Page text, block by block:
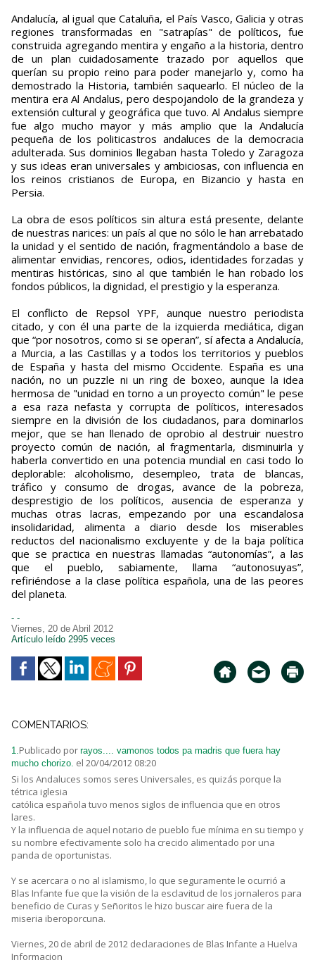
Andalucía, al igual que Cataluña, el País Vasco, Galicia y otras
regiones transformadas en "satrapías" de políticos, fue
construida agregando mentira y engaño a la historia, dentro
de un plan cuidadosamente trazado por aquellos que
querían su propio reino para poder manejarlo y, como ha
demostrado la Historia, también saquearlo. El núcleo de la
mentira era Al Andalus, pero despojandolo de la grandeza y
extensión cultural y geográfica que tuvo. Al Andalus siempre
fue algo mucho mayor y más amplio que la Andalucía
pequeña de los politicastros andaluces de la democracia
adulterada. Sus dominios llegaban hasta Toledo y Zaragoza
y sus ideas eran universales y ambiciosas, con influencia en
los reinos cristianos de Europa, en Bizancio y hasta en
Persia.
La obra de esos políticos sin altura está presente, delante
de nuestras narices: un país al que no sólo le han arrebatado
la unidad y el sentido de nación, fragmentándolo a base de
alimentar envidias, rencores, odios, identidades forzadas y
mentiras históricas, sino al que también le han robado los
fondos públicos, la dignidad, el prestigio y la esperanza.
El conflicto de Repsol YPF, aunque nuestro periodista
citado, y con él una parte de la izquierda mediática, digan
que “por nosotros, como si se operan”, sí afecta a Andalucía,
a Murcia, a las Castillas y a todos los territorios y pueblos
de España y hasta del mismo Occidente. España es una
nación, no un puzzle ni un ring de boxeo, aunque la idea
hermosa de "unidad en torno a un proyecto común" le pese
a esa raza nefasta y corrupta de políticos, interesados
siempre en la división de los ciudadanos, para dominarlos
mejor, que se han llenado de oprobio al destruir nuestro
proyecto común de nación, al fragmentarla, disminuirla y
haberla convertido en una potencia mundial en casi todo lo
deplorable: alcoholismo, desempleo, trata de blancas,
tráfico y consumo de drogas, avance de la pobreza,
desprestigio de los políticos, ausencia de esperanza y
muchas otras lacras, empezando por una escandalosa
insolidaridad, alimenta a diario desde los miserables
reductos del nacionalismo excluyente y de la baja política
que se practica en nuestras llamadas “autonomías”, a las
que el pueblo, sabiamente, llama “autonosuyas”,
refiriéndose a la clase política española, una de las peores
del planeta.
- -
Viernes, 20 de Abril 2012
Artículo leído 2995 veces
COMENTARIOS:
1.Publicado por rayos.... vamonos todos pa madris que fuera hay
mucho chorizo. el 20/04/2012 08:20
Si los Andaluces somos seres Universales, es quizás porque la
tétrica iglesia
católica española tuvo menos siglos de influencia que en otros
lares.
Y la influencia de aquel notario de pueblo fue mínima en su tiempo y
su nombre efectivamente solo ha crecido alimentado por una
panda de oportunistas.
Y se acercara o no al islamismo, lo que seguramente le ocurrió a
Blas Infante fue que la visión de la esclavitud de los jornaleros para
beneficio de Curas y Señoritos le hizo buscar aire fuera de la
miseria iberoporcuna.
Viernes, 20 de abril de 2012 declaraciones de Blas Infante a Huelva
Informacion